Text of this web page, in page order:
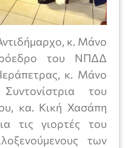
κ. Μάνο
του ΝΠΔΔ
κ. Μάνο
του
κα. Κική Χασάπη
τις γιορτές του
των